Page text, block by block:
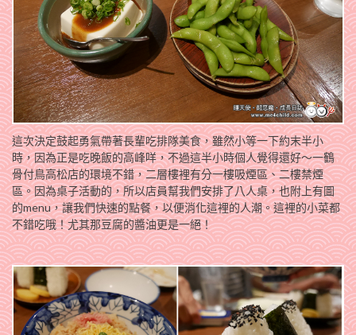
這次決定鼓起勇氣帶著長輩吃排隊美食，雖然小等一下約末半小
時，因為正是吃晚飯的高峰咩，不過這半小時個人覺得還好～一鶴
骨付鳥高松店的環境不錯，二層樓裡有分一樓吸煙區、二樓禁煙
區。因為桌子活動的，所以店員幫我們安排了八人桌，也附上有圖
的menu，讓我們快速的點餐，以便消化這裡的人潮。這裡的小菜都
不錯吃哦！尤其那豆腐的醬油更是一絕！